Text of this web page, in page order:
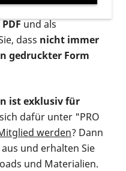
gedruckte Variante
und als
dass nicht immer
gedruckter Form
ist exklusiv für
dafür unter "PRO
werden? Dann
aus und erhalten Sie
und Materialien.